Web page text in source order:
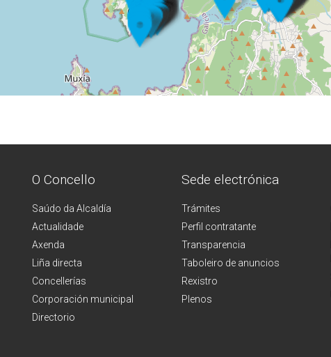
O Concello
Saúdo da Alcaldía
Actualidade
Axenda
Liña directa
Concellerías
Corporación municipal
Directorio
Sede electrónica
Trámites
Perfil contratante
Transparencia
Taboleiro de anuncios
Rexistro
Plenos